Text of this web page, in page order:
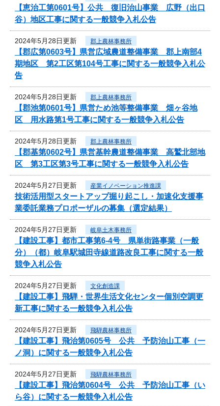
【恵治工第0601号】公共 復旧治山事業 広野（出口
谷）地区工事に関する一般競争入札公告
2024年5月28日更新 郡上農林事務所
【郡広第0603号】県営広域農道整備事業 郡上南部4
期地区 第2工区第104号工事に関する一般競争入札公
告
2024年5月28日更新 郡上農林事務所
【郡池第0601号】県営ため池等整備事業 畑ヶ谷地
区 用水路第1号工事に関する一般競争入札公告
2024年5月28日更新 郡上農林事務所
【郡基第0602号】県営基幹農道整備事業 高鷲北部地
区 第3工区第3号工事に関する一般競争入札公告
2024年5月27日更新 産業イノベーション推進課
技術活用型スタートアップ掘り起こし・加速化支援事
業委託業務プロポーザルの募集（選定結果）
2024年5月27日更新 岐阜土木事務所
【建設工事】都市工事第6-4号 県単街路事業（一般
分）（都）岐阜駅城田寺線道路改良工事に関する一般
競争入札公告
2024年5月27日更新 文化創造課
【建設工事】飛騨・世界生活文化センター個別空調更
新工事に関する一般競争入札公告
2024年5月27日更新 飛騨農林事務所
【建設工事】飛治第0605号 公共 予防治山工事（一
ノ洞）に関する一般競争入札公告
2024年5月27日更新 飛騨農林事務所
【建設工事】飛治第0604号 公共 予防治山工事（い
ら谷）に関する一般競争入札公告